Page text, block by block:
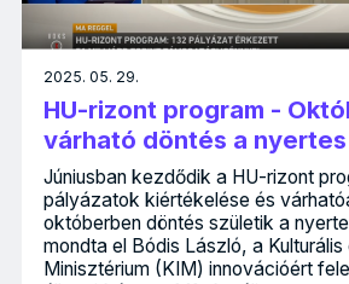
2025. 05. 29.
HU-rizont program -
várható döntés a
Júniusban kezdődik a HU-rizont
pályázatok kiértékelése és
októberben döntés születik a
mondta el Bódis László, a
Minisztérium (KIM) innovációért